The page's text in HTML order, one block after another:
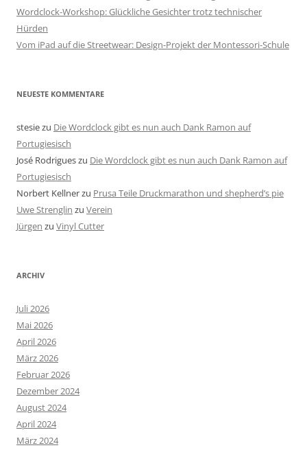
Wordclock-Workshop: Glückliche Gesichter trotz technischer
Hürden
Vom iPad auf die Streetwear: Design-Projekt der Montessori-Schule
NEUESTE KOMMENTARE
stesiezu Die Wordclock gibt es nun auch Dank Ramon auf
Portugiesisch
José Rodrigueszu Die Wordclock gibt es nun auch Dank Ramon auf
Portugiesisch
Norbert Kellnerzu Prusa Teile Druckmarathon und shepherd’s pie
Uwe Strenglin zu Verein
Jürgen zu Vinyl Cutter
ARCHIV
Juli 2026
Mai 2026
April 2026
März 2026
Februar 2026
Dezember 2024
August 2024
April 2024
März 2024